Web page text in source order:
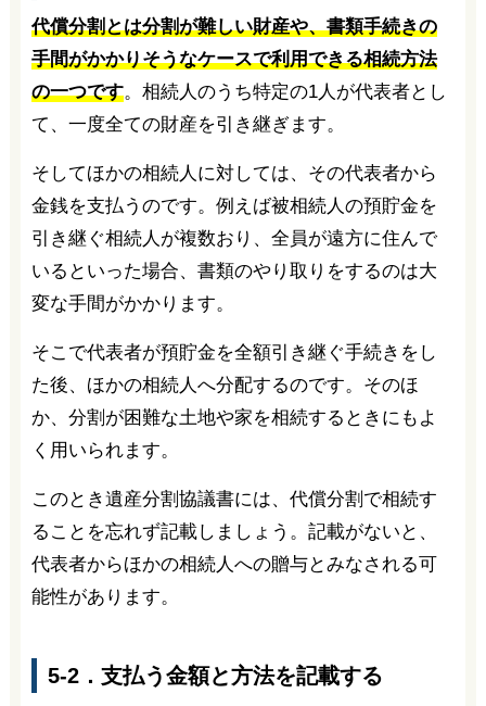
代償分割とは分割が難しい財産や、書類手続きの
手間がかかりそうなケースで利用できる相続方法
の一つです。相続人のうち特定の1人が代表者とし
て、一度全ての財産を引き継ぎます。
そしてほかの相続人に対しては、その代表者から
金銭を支払うのです。例えば被相続人の預貯金を
引き継ぐ相続人が複数おり、全員が遠方に住んで
いるといった場合、書類のやり取りをするのは大
変な手間がかかります。
そこで代表者が預貯金を全額引き継ぐ手続きをし
た後、ほかの相続人へ分配するのです。そのほ
か、分割が困難な土地や家を相続するときにもよ
く用いられます。
このとき遺産分割協議書には、代償分割で相続す
ることを忘れず記載しましょう。記載がないと、
代表者からほかの相続人への贈与とみなされる可
能性があります。
5-2．支払う金額と方法を記載する